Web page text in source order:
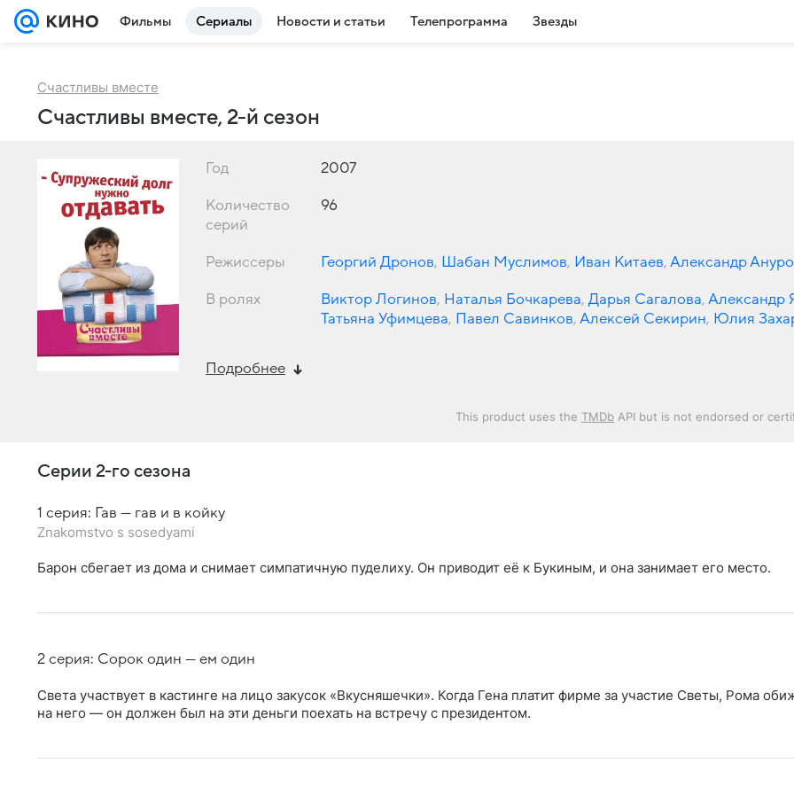
Фильмы Сериалы Новости и статьи Телепрограмма Звезды
Счастливы вместе
Счастливы вместе, 2-й сезон
Год 2007
Количество
серий
96
Режиссеры Георгий Дронов, Шабан Муслимов, Иван Китаев, Александр
В ролях Виктор Логинов, Наталья Бочкарева, Дарья Сагалова, Александр
Татьяна Уфимцева, Павел Савинков, Алексей Секирин, Юлия
Подробнее
This product uses the TMDb API but is not endorsed or
Серии 2-го сезона
1 серия: Гав — гав и в койку
Znakomstvo s sosedyami
Барон сбегает из дома и снимает симпатичную пуделиху. Он приводит её к Букиным, и она занимает его место.
2 серия: Сорок один — ем один
Света участвует в кастинге на лицо закусок «Вкусняшечки». Когда Гена платит фирме за участие Светы, Рома
на него — он должен был на эти деньги поехать на встречу с президентом.